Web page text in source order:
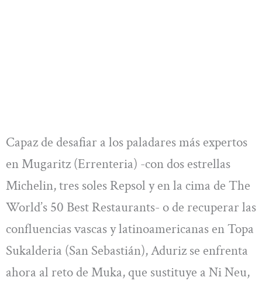
Capaz de desafiar a los paladares más expertos
en Mugaritz (Errenteria) -con dos estrellas
Michelin, tres soles Repsol y en la cima de The
World’s 50 Best Restaurants- o de recuperar las
confluencias vascas y latinoamericanas en Topa
Sukalderia (San Sebastián), Aduriz se enfrenta
ahora al reto de Muka, que sustituye a Ni Neu,